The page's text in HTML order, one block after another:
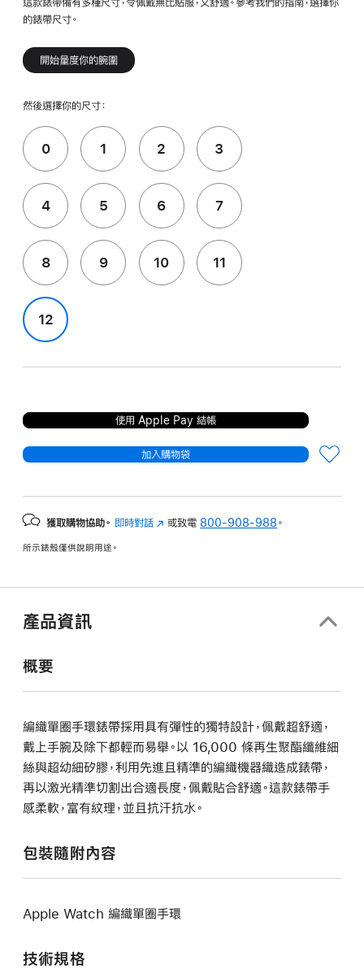
的錶帶尺寸。
開始量度你的腕圍
然後選擇你的尺寸：
0 1 2 3
4 5 6 7
8 9 10 11
12
使用 Apple Pay 結帳
加入購物袋
獲取購物協助。 即時對話 (以
開
或致電 800-908-988 。
所示錶殼僅供說明用途。
產品資訊
概要
編織單圈手環錶帶採用具有彈性的獨特設計，佩戴超舒適，
戴上手腕及除下都輕而易舉。以 16,000 條再生聚酯纖維細
絲與超幼細矽膠，利用先進且精準的編織機器織造成錶帶，
再以激光精準切割出合適長度，佩戴貼合舒適。這款錶帶手
感柔軟，富有紋理，並且抗汗抗水。
包裝隨附內容
Apple Watch 編織單圈手環
技術規格